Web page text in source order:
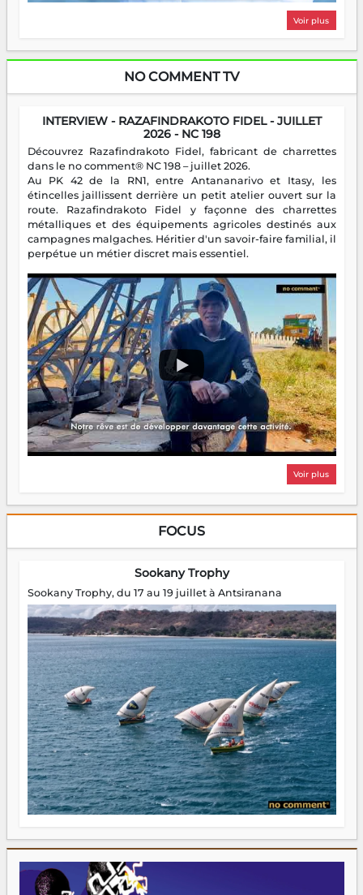
Voir plus
NO COMMENT TV
INTERVIEW - RAZAFINDRAKOTO FIDEL - JUILLET
2026 - NC 198
Découvrez Razafindrakoto Fidel, fabricant de charrettes
dans le no comment® NC 198 – juillet 2026.
Au PK 42 de la RN1, entre Antananarivo et Itasy, les
étincelles jaillissent derrière un petit atelier ouvert sur la
route. Razafindrakoto Fidel y façonne des charrettes
métalliques et des équipements agricoles destinés aux
campagnes malgaches. Héritier d'un savoir-faire familial, il
perpétue un métier discret mais essentiel.
Voir plus
FOCUS
Sookany Trophy
Sookany Trophy, du 17 au 19 juillet à Antsiranana